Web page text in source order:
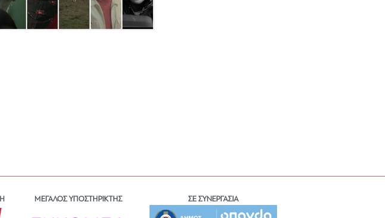
ΜΕΓΑΛΟΣ ΥΠΟΣΤΗΡΙΚΤΗΣ ΣΕ ΣΥΝΕΡΓΑΣΙΑ